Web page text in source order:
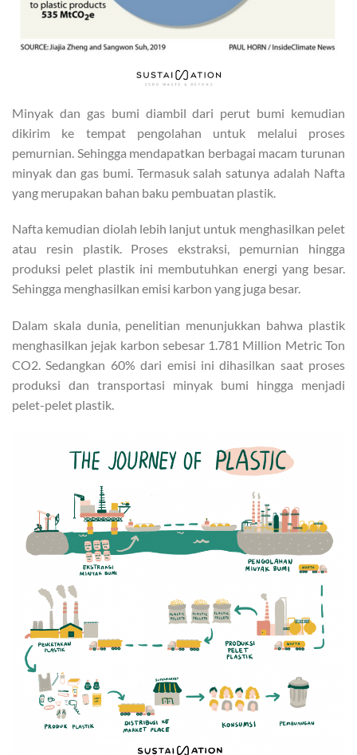
Minyak dan gas bumi diambil dari perut bumi kemudian
dikirim ke tempat pengolahan untuk melalui proses
pemurnian. Sehingga mendapatkan berbagai macam turunan
minyak dan gas bumi. Termasuk salah satunya adalah Nafta
yang merupakan bahan baku pembuatan plastik.
Nafta kemudian diolah lebih lanjut untuk menghasilkan pelet
atau resin plastik. Proses ekstraksi, pemurnian hingga
produksi pelet plastik ini membutuhkan energi yang besar.
Sehingga menghasilkan emisi karbon yang juga besar.
Dalam skala dunia, penelitian menunjukkan bahwa plastik
menghasilkan jejak karbon sebesar 1.781 Million Metric Ton
CO2. Sedangkan 60% dari emisi ini dihasilkan saat proses
produksi dan transportasi minyak bumi hingga menjadi
pelet-pelet plastik.